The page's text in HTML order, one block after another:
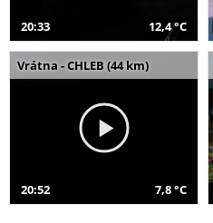
20:33 12,4 °C
Vrátna - CHLEB (44 km)
20:52 7,8 °C